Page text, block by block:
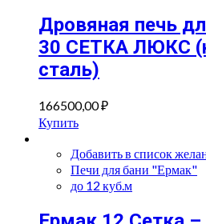
Дровяная печь
30 СЕТКА ЛЮКС
сталь)
166500,00₽
Купить
Добавить в список
Печи для бани "Ермак"
до 12 куб.м